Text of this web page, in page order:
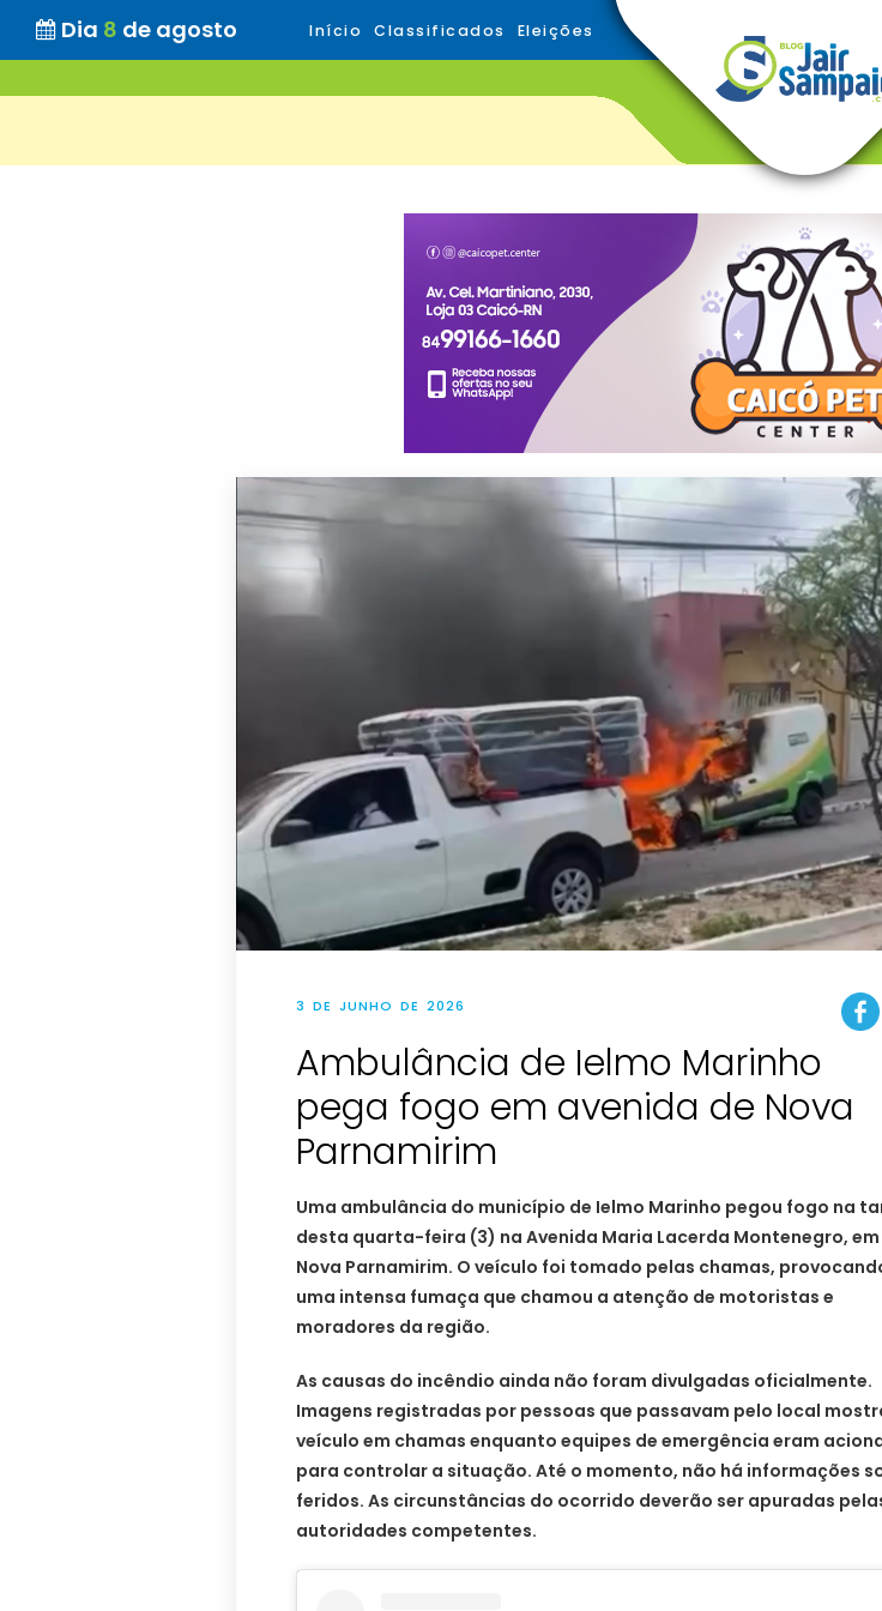
Dia 8 de agosto Início Classificados Eleições
3 DE JUNHO DE 2026
Ambulância de Ielmo Marinho
pega fogo em avenida de Nova
Parnamirim
Uma ambulância do município de Ielmo Marinho pegou fogo na
desta quarta-feira (3) na Avenida Maria Lacerda Montenegro, em
Nova Parnamirim. O veículo foi tomado pelas chamas,
uma intensa fumaça que chamou a atenção de motoristas e
moradores da região.
As causas do incêndio ainda não foram divulgadas oficialmente.
Imagens registradas por pessoas que passavam pelo local
veículo em chamas enquanto equipes de emergência eram
para controlar a situação. Até o momento, não há informações
feridos. As circunstâncias do ocorrido deverão ser apuradas
autoridades competentes.